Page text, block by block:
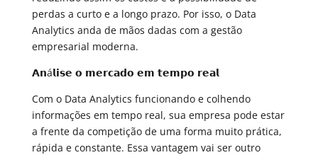
perdas a curto e a longo prazo. Por isso, o Data
Analytics anda de mãos dadas com a gestão
empresarial moderna.
𝗔𝗻á𝗹𝗶𝘀𝗲 𝗼 𝗺𝗲𝗿𝗰𝗮𝗱𝗼 𝗲𝗺 𝘁𝗲𝗺𝗽𝗼 𝗿𝗲𝗮𝗹
Com o Data Analytics funcionando e colhendo
informações em tempo real, sua empresa pode estar
a frente da competição de uma forma muito prática,
rápida e constante. Essa vantagem vai ser outro